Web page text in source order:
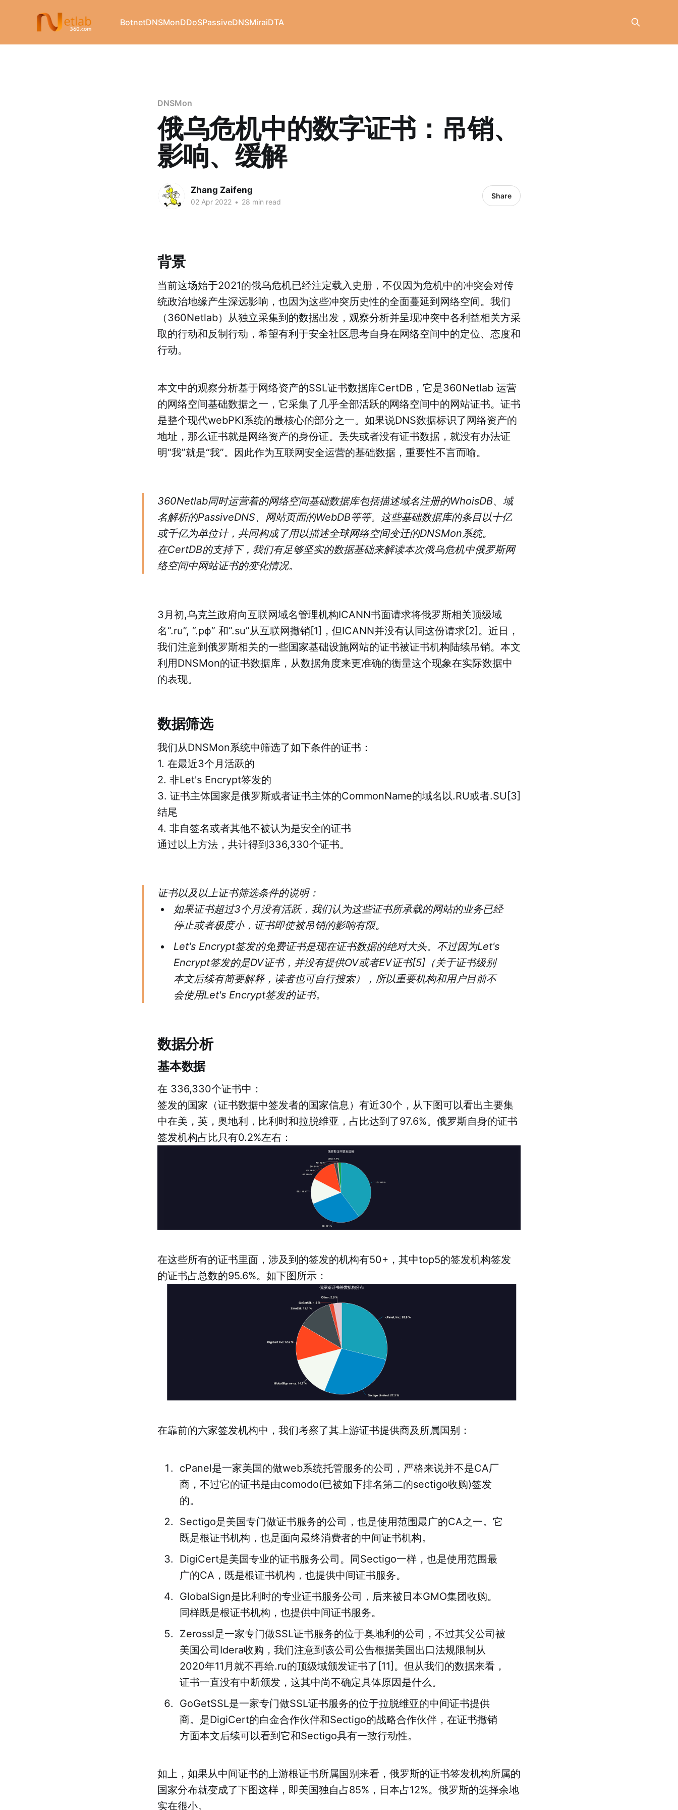
BotnetDNSMonDDoSPassiveDNSMiraiDTA
DNSMon
俄乌危机中的数字证书：吊销、
影响、缓解
Zhang Zaifeng
02 Apr 2022 • 28 min read
Share
背景
当前这场始于2021的俄乌危机已经注定载入史册，不仅因为危机中的冲突会对传
统政治地缘产生深远影响，也因为这些冲突历史性的全面蔓延到网络空间。我们
（360Netlab）从独立采集到的数据出发，观察分析并呈现冲突中各利益相关方采
取的行动和反制行动，希望有利于安全社区思考自身在网络空间中的定位、态度和
行动。
本文中的观察分析基于网络资产的SSL证书数据库CertDB，它是360Netlab 运营
的网络空间基础数据之一，它采集了几乎全部活跃的网络空间中的网站证书。证书
是整个现代webPKI系统的最核心的部分之一。如果说DNS数据标识了网络资产的
地址，那么证书就是网络资产的身份证。丢失或者没有证书数据，就没有办法证
明“我”就是“我”。因此作为互联网安全运营的基础数据，重要性不言而喻。
360Netlab同时运营着的网络空间基础数据库包括描述域名注册的WhoisDB、域
名解析的PassiveDNS、网站页面的WebDB等等。这些基础数据库的条目以十亿
或千亿为单位计，共同构成了用以描述全球网络空间变迁的DNSMon系统。
在CertDB的支持下，我们有足够坚实的数据基础来解读本次俄乌危机中俄罗斯网
络空间中网站证书的变化情况。
3月初,乌克兰政府向互联网域名管理机构ICANN书面请求将俄罗斯相关顶级域
名“.ru”, “.рф” 和“.su”从互联网撤销[1]，但ICANN并没有认同这份请求[2]。近日，
我们注意到俄罗斯相关的一些国家基础设施网站的证书被证书机构陆续吊销。本文
利用DNSMon的证书数据库，从数据角度来更准确的衡量这个现象在实际数据中
的表现。
数据筛选
我们从DNSMon系统中筛选了如下条件的证书：
1. 在最近3个月活跃的
2. 非Let's Encrypt签发的
3. 证书主体国家是俄罗斯或者证书主体的CommonName的域名以.RU或者.SU[3]
结尾
4. 非自签名或者其他不被认为是安全的证书
通过以上方法，共计得到336,330个证书。
证书以及以上证书筛选条件的说明：
如果证书超过3个月没有活跃，我们认为这些证书所承载的网站的业务已经
停止或者极度小，证书即使被吊销的影响有限。
Let's Encrypt签发的免费证书是现在证书数据的绝对大头。不过因为Let's
Encrypt签发的是DV证书，并没有提供OV或者EV证书[5]（关于证书级别
本文后续有简要解释，读者也可自行搜索），所以重要机构和用户目前不
会使用Let's Encrypt签发的证书。
数据分析
基本数据
在 336,330个证书中：
签发的国家（证书数据中签发者的国家信息）有近30个，从下图可以看出主要集
中在美，英，奥地利，比利时和拉脱维亚，占比达到了97.6%。俄罗斯自身的证书
签发机构占比只有0.2%左右：
在这些所有的证书里面，涉及到的签发的机构有50+，其中top5的签发机构签发
的证书占总数的95.6%。如下图所示：
在靠前的六家签发机构中，我们考察了其上游证书提供商及所属国别：
cPanel是一家美国的做web系统托管服务的公司，严格来说并不是CA厂
商，不过它的证书是由comodo(已被如下排名第二的sectigo收购)签发
的。
Sectigo是美国专门做证书服务的公司，也是使用范围最广的CA之一。它
既是根证书机构，也是面向最终消费者的中间证书机构。
DigiCert是美国专业的证书服务公司。同Sectigo一样，也是使用范围最
广的CA，既是根证书机构，也提供中间证书服务。
GlobalSign是比利时的专业证书服务公司，后来被日本GMO集团收购。
同样既是根证书机构，也提供中间证书服务。
Zerossl是一家专门做SSL证书服务的位于奥地利的公司，不过其父公司被
美国公司Idera收购，我们注意到该公司公告根据美国出口法规限制从
2020年11月就不再给.ru的顶级域颁发证书了[11]。但从我们的数据来看，
证书一直没有中断颁发，这其中尚不确定具体原因是什么。
GoGetSSL是一家专门做SSL证书服务的位于拉脱维亚的中间证书提供
商。是DigiCert的白金合作伙伴和Sectigo的战略合作伙伴，在证书撤销
方面本文后续可以看到它和Sectigo具有一致行动性。
如上，如果从中间证书的上游根证书所属国别来看，俄罗斯的证书签发机构所属的
国家分布就变成了下图这样，即美国独自占85%，日本占12%。俄罗斯的选择余地
实在很小。